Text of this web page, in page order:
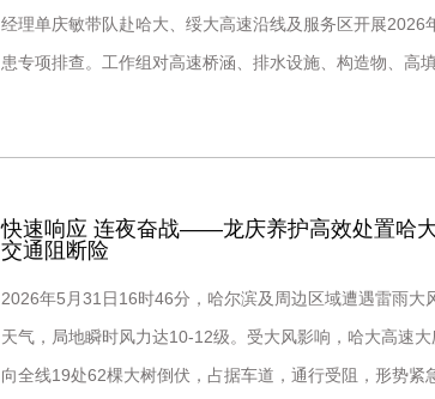
经理单庆敏带队赴哈大、绥大高速沿线及服务区开展2026
患专项排查。工作组对高速桥涵、排水设施、构造物、高填
快速响应 连夜奋战——龙庆养护高效处置哈
交通阻断险
2026年5月31日16时46分，哈尔滨及周边区域遭遇雷雨大
天气，局地瞬时风力达10-12级。受大风影响，哈大高速
向全线19处62棵大树倒伏，占据车道，通行受阻，形势紧